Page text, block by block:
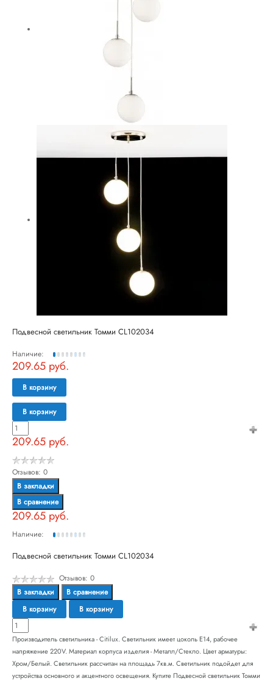
Подвесной светильник Томми CL102034
Наличие:
209.65 руб.
В корзину
В корзину
209.65 руб.
Отзывов: 0
В закладки
В сравнение
209.65 руб.
Наличие:
Подвесной светильник Томми CL102034
Отзывов: 0
В закладки
В сравнение
В корзину
В корзину
Производитель светильника - Citilux. Светильник имеет цоколь E14, рабочее
напряжение 220V. Материал корпуса изделия - Металл/Стекло. Цвет арматуры:
Хром/Белый. Светильник рассчитан на площадь 7кв.м. Светильник подойдет для
устройства основного и акцентного освещения. Купите Подвесной светильник Томми